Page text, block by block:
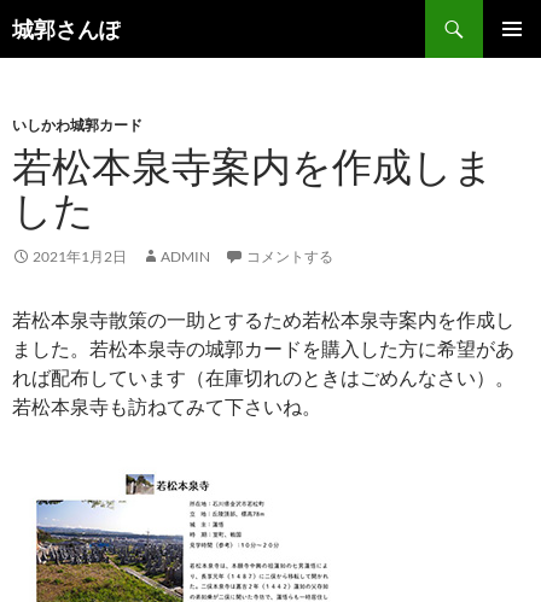
コ
ン
ツ
へ
ス
城郭さんぽ
検
索
いしかわ城郭カード
若松本泉寺案内を作成しま
した
2021年1月2日 ADMIN コメントする
若松本泉寺散策の一助とするため若松本泉寺案内を作成し
ました。若松本泉寺の城郭カードを購入した方に希望があ
れば配布しています（在庫切れのときはごめんなさい）。
若松本泉寺も訪ねてみて下さいね。